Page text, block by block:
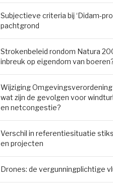
Subjectieve criteria bij ‘Didam-
pachtgrond
Strokenbeleid rondom Natura
inbreuk op eigendom van
Wijziging
wat zijn de gevolgen voor
en netcongestie?
Verschil in referentiesituatie
en projecten
Drones: de vergunningplichtige